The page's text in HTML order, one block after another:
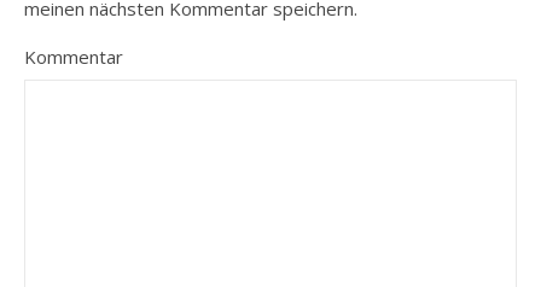
meinen nächsten Kommentar speichern.
Kommentar